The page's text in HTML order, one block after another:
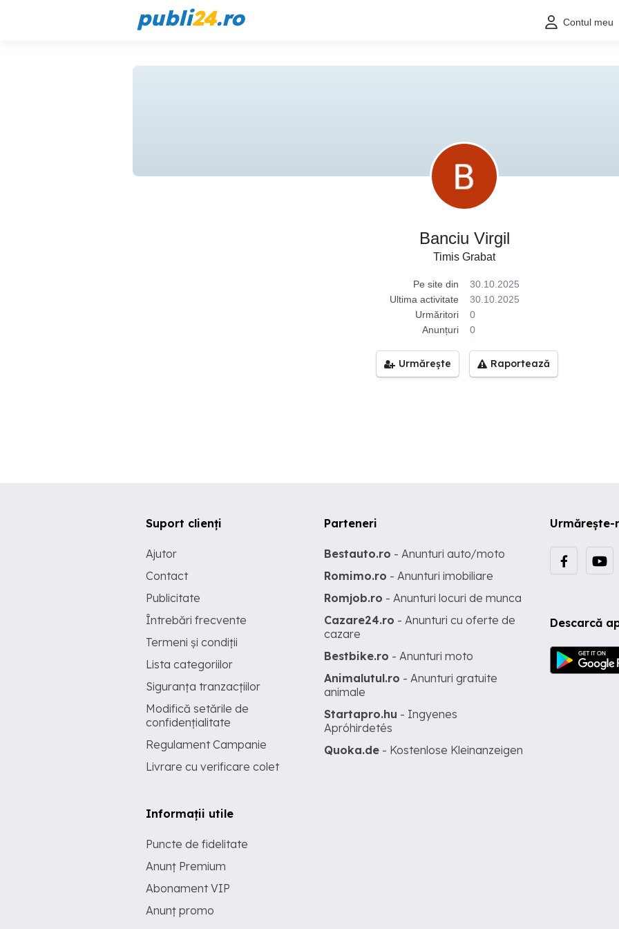
publi24.ro Contul meu
Banciu Virgil
Timis Grabat
Pe site din
30.10.2025
Ultima activitate
30.10.2025
Urmăritori
0
Anunțuri
0
Urmărește Raportează
Urmărește-
Descarcă
Suport clienți
Ajutor
Contact
Publicitate
Întrebări frecvente
Termeni și condiții
Lista categoriilor
Siguranța tranzacțiilor
Modifică setările de
confidențialitate
Regulament Campanie
Livrare cu verificare colet
Informații utile
Puncte de fidelitate
Anunț Premium
Abonament VIP
Anunț promo
Parteneri
Bestauto.ro - Anunturi auto/moto
Romimo.ro - Anunturi imobiliare
Romjob.ro - Anunturi locuri de munca
Cazare24.ro - Anunturi cu oferte de
cazare
Bestbike.ro - Anunturi moto
Animalutul.ro - Anunturi gratuite
animale
Startapro.hu - Ingyenes
Apróhirdetés
Quoka.de - Kostenlose Kleinanzeigen